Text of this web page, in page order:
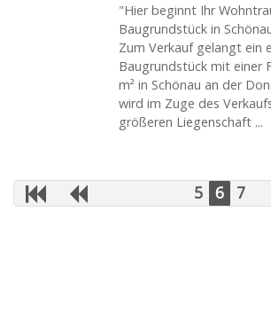
"Hier beginnt Ihr
Baugrundstück in
Zum Verkauf gelangt ein
Baugrundstück mit einer
m² in Schönau an der
wird im Zuge des
größeren Liegenschaft ...
5 6 7